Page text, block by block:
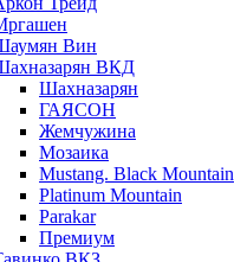
Вин
ВКД
Шахназарян
ГАЯСОН
Жемчужина
Мозаика
Mustang. Black Mountain
Platinum Mountain
Parakar
Премиум